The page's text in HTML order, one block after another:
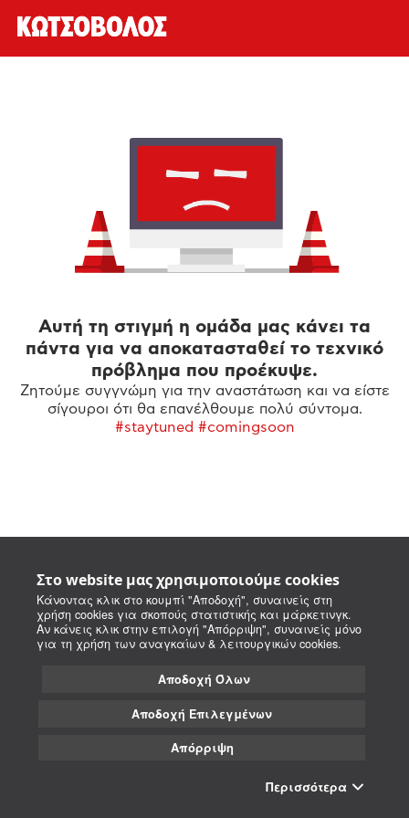
Στο website μας χρησιμοποιούμε cookies
Κάνοντας κλικ στο κουμπί "Αποδοχή", συναινείς στη
χρήση cookies για σκοπούς στατιστικής και μάρκετινγκ.
Αν κάνεις κλικ στην επιλογή "Απόρριψη", συναινείς μόνο
για τη χρήση των αναγκαίων & λειτουργικών cookies.
Αποδοχή Όλων
Αποδοχή Επιλεγμένων
Απόρριψη
Περισσότερα
Αυτή τη στιγμή η ομάδα μας κάνει τα
πάντα για να αποκατασταθεί το τεχνικό
πρόβλημα που προέκυψε.
Ζητούμε συγγνώμη για την αναστάτωση και να είστε
σίγουροι ότι θα επανέλθουμε πολύ σύντομα.
#staytuned #comingsoon